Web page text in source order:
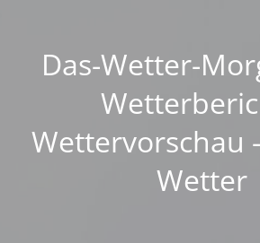
Das-Wetter-
Wettervorschau
Wetter